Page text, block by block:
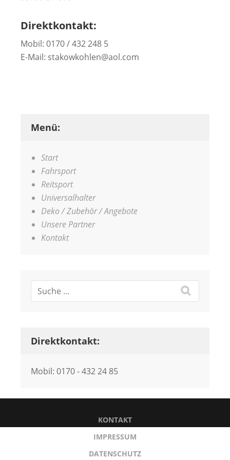
Direktkontakt:
Mobil: 0170 / 432 248 5
E-Mail: stakowkohlen@aol.com
Menü:
Start
Fahrsport
Reitsport
Universalhalter
Deko / Zubehör / Angebote
Unsere Partner
Kontakt
Direktkontakt:
Mobil: 0170 - 432 24 85
KONTAKT
IMPRESSUM
DATENSCHUTZ